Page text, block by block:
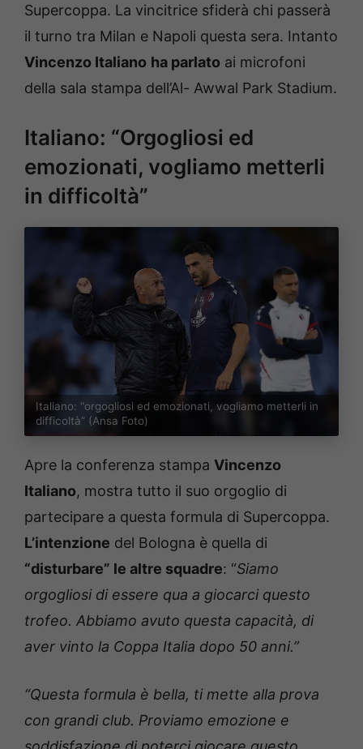
Supercoppa. La vincitrice sfiderà chi passerà
il turno tra Milan e Napoli questa sera. Intanto
Vincenzo Italiano ha parlato ai microfoni
della sala stampa dell’Al- Awwal Park Stadium.
Italiano: “Orgogliosi ed
emozionati, vogliamo metterli
in difficoltà”
Italiano: “orgogliosi ed emozionati, vogliamo metterli in
difficoltà” (Ansa Foto)
Apre la conferenza stampa Vincenzo
Italiano, mostra tutto il suo orgoglio di
partecipare a questa formula di Supercoppa.
L’intenzione del Bologna è quella di
“disturbare” le altre squadre: “Siamo
orgogliosi di essere qua a giocarci questo
trofeo. Abbiamo avuto questa capacità, di
aver vinto la Coppa Italia dopo 50 anni.”
“Questa formula è bella, ti mette alla prova
con grandi club. Proviamo emozione e